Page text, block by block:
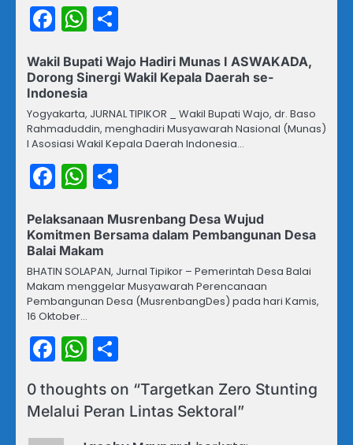
Facebook
WhatsApp
Wakil Bupati Wajo Hadiri Munas I ASWAKADA,
Dorong Sinergi Wakil Kepala Daerah se-
Indonesia
Yogyakarta, JURNAL TIPIKOR _ Wakil Bupati Wajo, dr. Baso
Rahmaduddin, menghadiri Musyawarah Nasional (Munas)
I Asosiasi Wakil Kepala Daerah Indonesia…
Facebook
WhatsApp
Pelaksanaan Musrenbang Desa Wujud
Komitmen Bersama dalam Pembangunan Desa
Balai Makam
BHATIN SOLAPAN, Jurnal Tipikor – Pemerintah Desa Balai
Makam menggelar Musyawarah Perencanaan
Pembangunan Desa (MusrenbangDes) pada hari Kamis,
16 Oktober…
Facebook
WhatsApp
0 thoughts on “Targetkan Zero Stunting
Melalui Peran Lintas Sektoral”